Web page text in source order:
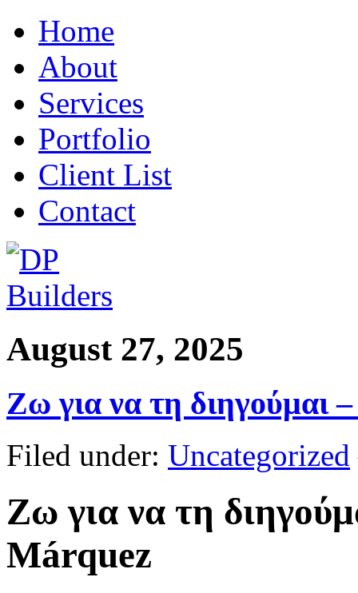
Home
About
Services
Portfolio
Client List
Contact
August 27, 2025
Ζω για να τη
Filed under: Uncategorized
Ζω για να τη
Márquez